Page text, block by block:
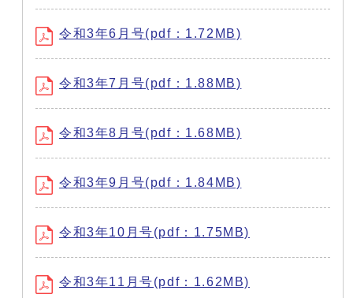
令和3年6月号(pdf：1.72MB)
令和3年7月号(pdf：1.88MB)
令和3年8月号(pdf：1.68MB)
令和3年9月号(pdf：1.84MB)
令和3年10月号(pdf：1.75MB)
令和3年11月号(pdf：1.62MB)